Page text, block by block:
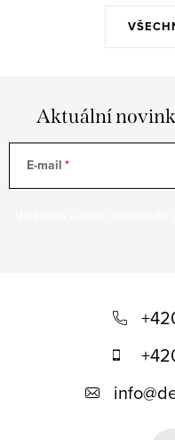
Aktuální
E-mail
info@